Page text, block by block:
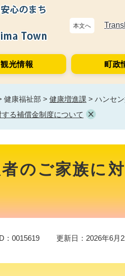
本文へ
観光情報 町政
健康福祉部 > 健康増進課 > ハンセ
る補償金制度について
のご家族に
：0015619 更新日：2026年6月